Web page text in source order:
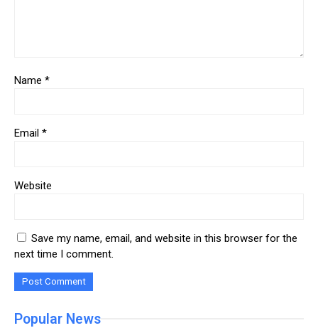
Name *
Email *
Website
Save my name, email, and website in this browser for the
next time I comment.
Popular News